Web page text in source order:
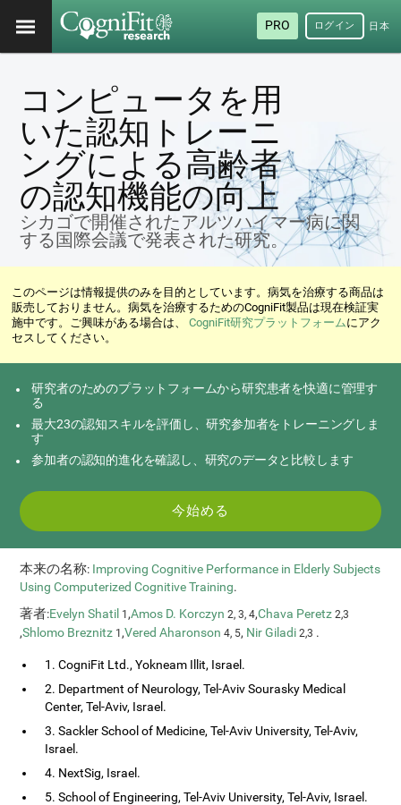
PRO 日本
語
ログイン
コンピュータを用
いた認知トレーニ
ングによる高齢者
の認知機能の向上
シカゴで開催されたアルツハイマー病に関
する国際会議で発表された研究。
このページは情報提供のみを目的としています。病気を治療する商品は
販売しておりません。病気を治療するためのCogniFit製品は現在検証実
施中です。ご興味がある場合は、
CogniFit研究プラットフォームにアク
セスしてください。
研究者のためのプラットフォームから研究患者を快適に管理す
る
最大23の認知スキルを評価し、研究参加者をトレーニングしま
す
参加者の認知的進化を確認し、研究のデータと比較します
今始める
本来の名称: Improving Cognitive Performance in Elderly Subjects
Using Computerized Cognitive Training.
著者:Evelyn Shatil 1,Amos D. Korczyn 2, 3, 4,Chava Peretz 2,3
,Shlomo Breznitz 1,Vered Aharonson 4, 5, Nir Giladi 2,3 .
1. CogniFit Ltd., Yokneam Illit, Israel.
2. Department of Neurology, Tel-Aviv Sourasky Medical
Center, Tel-Aviv, Israel.
3. Sackler School of Medicine, Tel-Aviv University, Tel-Aviv,
Israel.
4. NextSig, Israel.
5. School of Engineering, Tel-Aviv University, Tel-Aviv, Israel.